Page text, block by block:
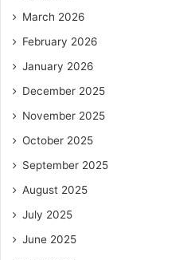
March 2026
February 2026
January 2026
December 2025
November 2025
October 2025
September 2025
August 2025
July 2025
June 2025